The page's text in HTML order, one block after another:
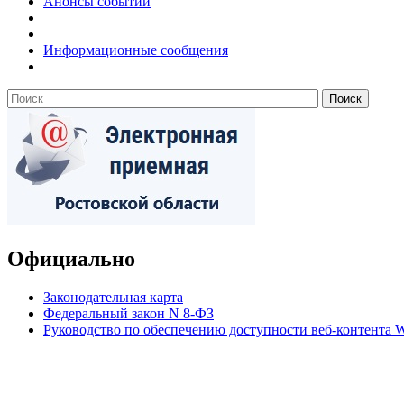
Информационные сообщения
Официально
Законодательная карта
Федеральный закон N 8-ФЗ
Руководство по обеспечению доступности веб-контента